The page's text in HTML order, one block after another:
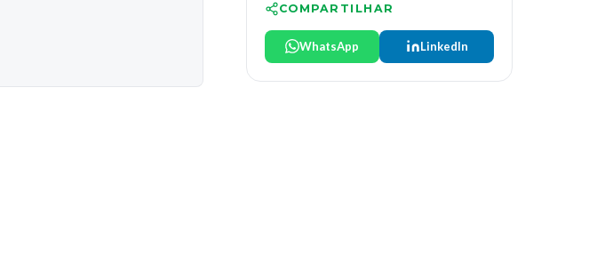
COMPARTILHAR
WhatsApp LinkedIn